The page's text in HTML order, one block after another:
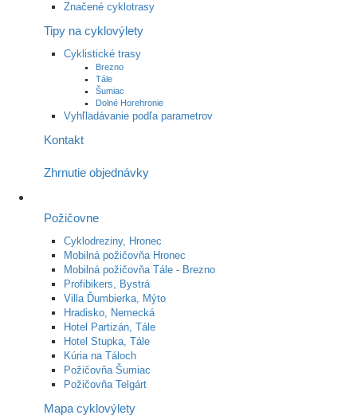
Značené cyklotrasy
Tipy na cyklovýlety
Cyklistické trasy
Brezno
Tále
Šumiac
Dolné Horehronie
Vyhľladávanie podľa parametrov
Kontakt
Zhrnutie objednávky
Požičovne
Cyklodreziny, Hronec
Mobilná požičovňa Hronec
Mobilná požičovňa Tále - Brezno
Profibikers, Bystrá
Villa Ďumbierka, Mýto
Hradisko, Nemecká
Hotel Partizán, Tále
Hotel Stupka, Tále
Kúria na Táloch
Požičovňa Šumiac
Požičovňa Telgárt
Mapa cyklovýlety